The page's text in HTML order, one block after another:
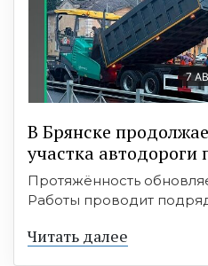
7
В Брянске
участка автодороги
Протяжённость
Работы проводит
Читать далее